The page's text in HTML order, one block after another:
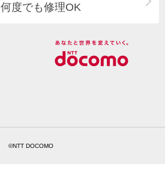
何度でも修理OK
©NTT DOCOMO